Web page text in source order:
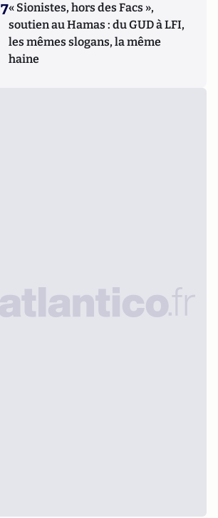
7« Sionistes, hors des Facs »,
soutien au Hamas : du GUD à LFI,
les mêmes slogans, la même
haine